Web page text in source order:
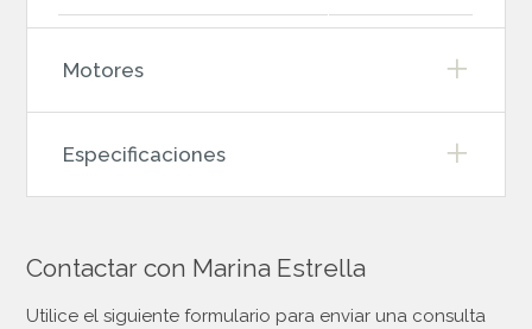
Motores
Especificaciones
Contactar con Marina Estrella
Utilice el siguiente formulario para enviar una consulta